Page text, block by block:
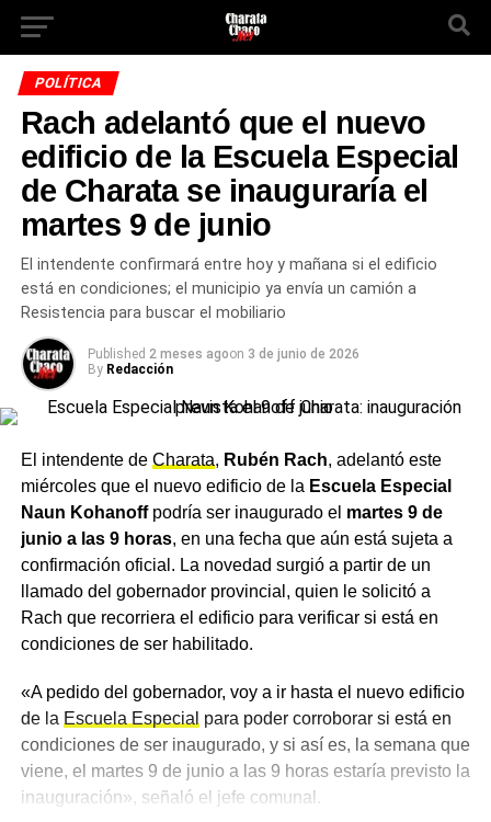
POLÍTICA
Rach adelantó que el nuevo
edificio de la Escuela Especial
de Charata se inauguraría el
martes 9 de junio
El intendente confirmará entre hoy y mañana si el edificio
está en condiciones; el municipio ya envía un camión a
Resistencia para buscar el mobiliario
Published 2 meses agoon 3 de junio de 2026
By Redacción
El intendente de Charata, Rubén Rach, adelantó este
miércoles que el nuevo edificio de la Escuela Especial
Naun Kohanoffpodría ser inaugurado el martes 9 de
junio a las 9 horas, en una fecha que aún está sujeta a
confirmación oficial. La novedad surgió a partir de un
llamado del gobernador provincial, quien le solicitó a
Rach que recorriera el edificio para verificar si está en
condiciones de ser habilitado.
«A pedido del gobernador, voy a ir hasta el nuevo edificio
de la Escuela Especial para poder corroborar si está en
condiciones de ser inaugurado, y si así es, la semana que
viene, el martes 9 de junio a las 9 horas estaría previsto la
inauguración», señaló el jefe comunal.